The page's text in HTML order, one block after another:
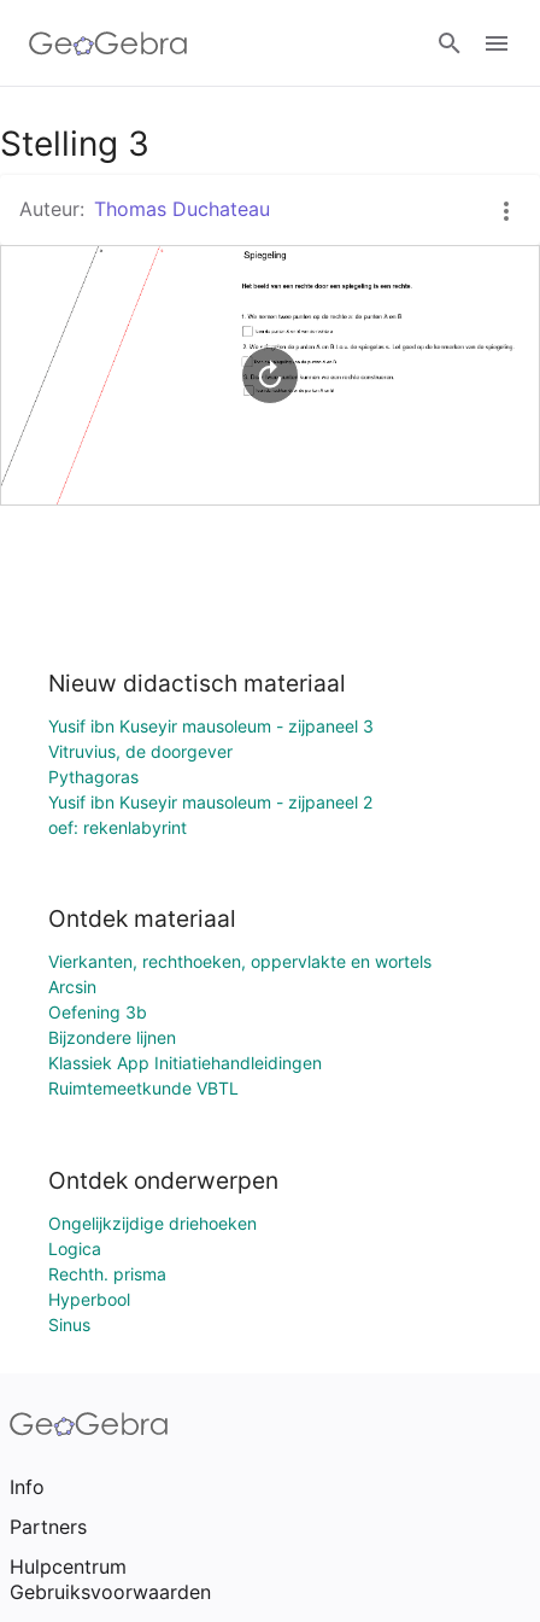
Google Classroom
GeoGebra Klaslokaal
Aanmelden
Stelling 3
Auteur: Thomas Duchateau
Nieuw didactisch materiaal
Yusif ibn Kuseyir mausoleum - zijpaneel 3
Vitruvius, de doorgever
Pythagoras
Yusif ibn Kuseyir mausoleum - zijpaneel 2
oef: rekenlabyrint
Ontdek materiaal
Vierkanten, rechthoeken, oppervlakte en wortels
Arcsin
Oefening 3b
Bijzondere lijnen
Klassiek App Initiatiehandleidingen
Ruimtemeetkunde VBTL
Ontdek onderwerpen
Ongelijkzijdige driehoeken
Logica
Rechth. prisma
Hyperbool
Sinus
Info
Partners
Hulpcentrum
Gebruiksvoorwaarden